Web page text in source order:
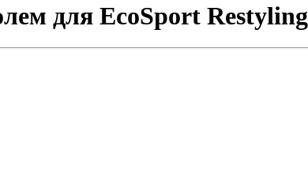
для EcoSport Restyling